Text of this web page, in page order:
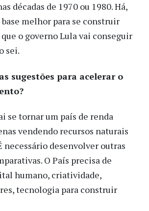
décadas de 1970 ou 1980. Há,
melhor para se construir
que o governo Lula vai conseguir
sei.
sugestões para acelerar o
se tornar um país de renda
vendendo recursos naturais
necessário desenvolver outras
O País precisa de
humano, criatividade,
tecnologia para construir